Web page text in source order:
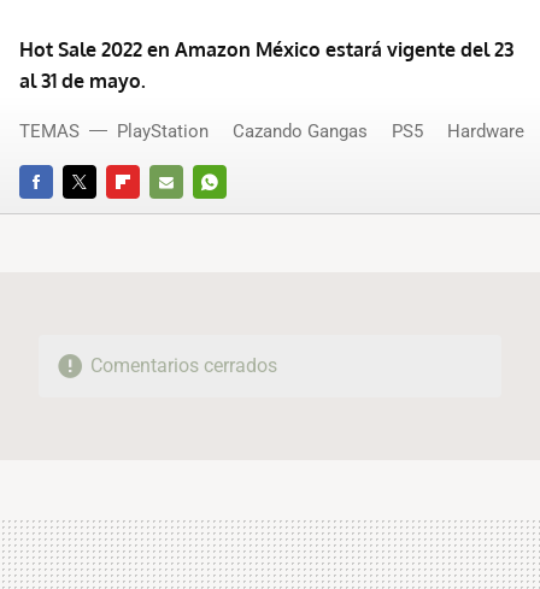
Hot Sale 2022 en Amazon México estará vigente del 23
al 31 de mayo.
FACEBOOKTWITTERFLIPBOARD
E-
WHATSAPP
TEMAS PlayStation Cazando Gangas PS5 Hardware
Comentarios cerrados